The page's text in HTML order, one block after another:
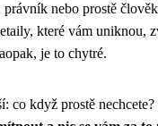
nebo prostě
které vám uniknou,
je to chytré.
co když prostě